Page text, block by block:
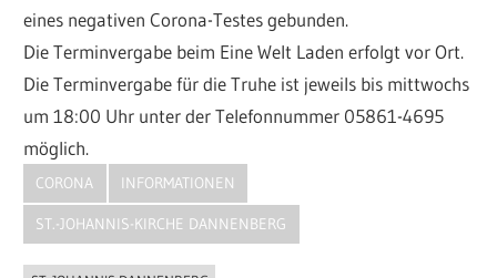
eines negativen Corona-Testes gebunden.
Die Terminvergabe beim Eine Welt Laden erfolgt vor Ort.
Die Terminvergabe für die Truhe ist jeweils bis mittwochs
um 18:00 Uhr unter der Telefonnummer 05861-4695
möglich.
CORONA INFORMATIONEN
ST.-JOHANNIS-KIRCHE DANNENBERG